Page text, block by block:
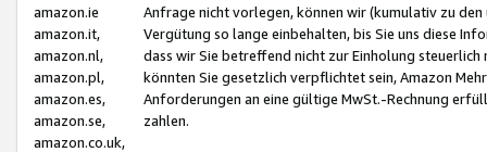
amazon.ie
amazon.it,
amazon.nl,
amazon.pl,
amazon.es,
amazon.se,
amazon.co.uk,
Anfrage nicht vorlegen, können wir (kumulativ zu
Vergütung so lange einbehalten, bis Sie uns diese
dass wir Sie betreffend nicht zur Einholung
könnten Sie gesetzlich verpflichtet sein, Amazon
Anforderungen an eine gültige MwSt.-Rechnung
zahlen.